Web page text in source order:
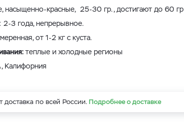
насыщенно-красные, 25-30 гр., достигают до 60 гр
: 2-3 года, непрерывное.
от 1-2 кг с куста.
теплые и холодные регионы
Калифорния
доставка по всей России. Подробнее о доставке